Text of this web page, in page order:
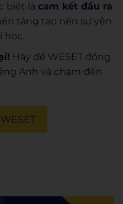
biệt là cam kết đầu ra
tảng tạo nên sự yên
học.
Hãy để WESET đồng
Anh và chạm đến